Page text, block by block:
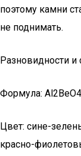
поэтому камни
не поднимать.
Разновидности и
Формула: Al2BeO4
Цвет: сине-
красно-